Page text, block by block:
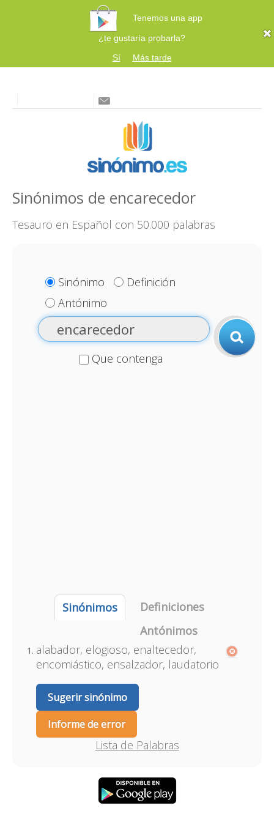
Tenemos una app
¿te gustaría probarla?
Sí
Más tarde
Sinónimos de encarecedor
Tesauro en Español con 50.000 palabras
Sinónimo
Definición
Antónimo
Que contenga
Sinónimos
Definiciones
Antónimos
alabador, elogioso, enaltecedor,
encomiástico, ensalzador, laudatorio
Sugerir sinónimo
Informe de error
Lista de Palabras